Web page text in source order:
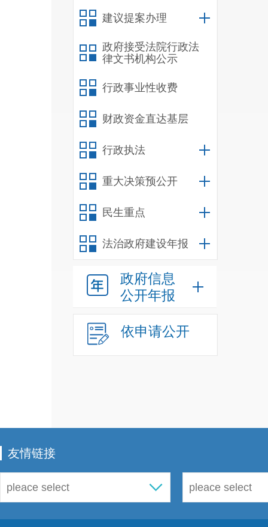
建议提案办理
政府接受法院行政法
律文书机构公示
行政事业性收费
财政资金直达基层
行政执法
重大决策预公开
民生重点
法治政府建设年报
政府信息
公开年报
依申请公开
友情链接